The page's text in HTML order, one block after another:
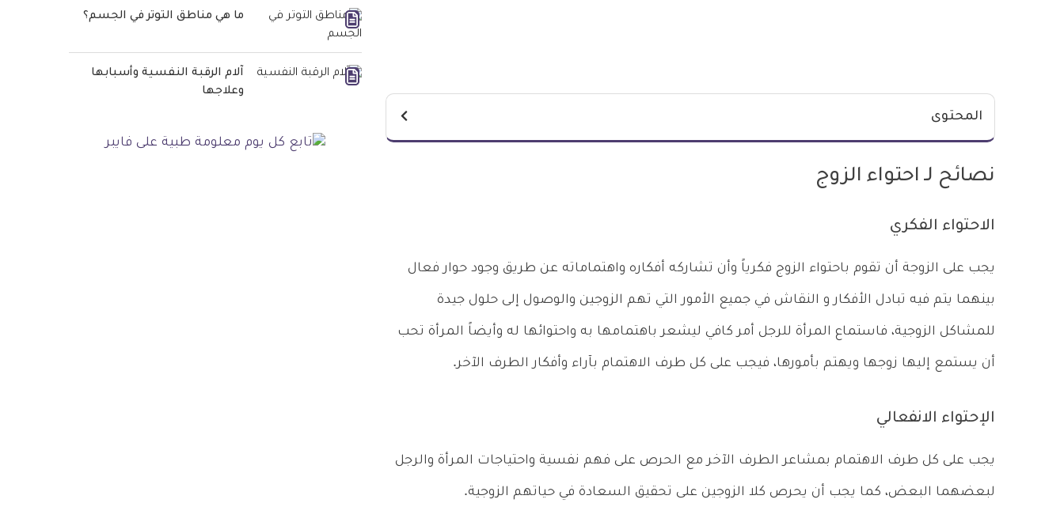
المحتوى
نصائح لـ احتواء الزوج
الاحتواء الفكري
يجب على الزوجة أن تقوم باحتواء الزوج فكرياً وأن تشاركه أفكاره واهتماماته عن طريق وجود حوار فعال
بينهما يتم فيه تبادل الأفكار و النقاش في جميع الأمور التي تهم الزوجين والوصول إلى حلول جيدة
للمشاكل الزوجية، فاستماع المرأة للرجل أمر كافي ليشعر باهتمامها به واحتوائها له وأيضاً المرأة تحب
أن يستمع إليها زوجها ويهتم بأمورها، فيجب على كل طرف الاهتمام بآراء وأفكار الطرف الآخر.
الإحتواء الانفعالي
يجب على كل طرف الاهتمام بمشاعر الطرف الآخر مع الحرص على فهم نفسية واحتياجات المرأة والرجل
لبعضهما البعض، كما يجب أن يحرص كلا الزوجين على تحقيق السعادة في حياتهم الزوجية.
ما هي مناطق التوتر في الجسم؟
آلام الرقبة النفسية وأسبابها
وعلاجها